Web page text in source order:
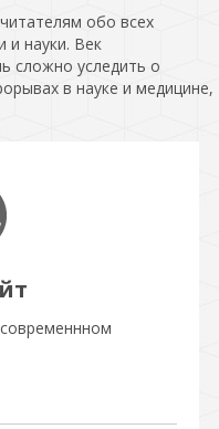
обо всех
и науки. Век
сложно уследить о
в науке и медицине,